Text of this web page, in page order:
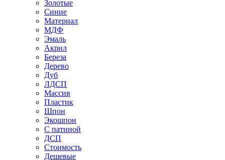
Золотые
Синие
Материал
МДФ
Эмаль
Акрил
Береза
Дерево
Дуб
ЛДСП
Массив
Пластик
Шпон
Экошпон
С патиной
ДСП
Стоимость
Дешевые